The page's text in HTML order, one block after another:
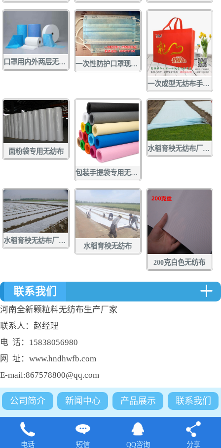
口罩用内外两层无纺布 口罩无纺布 一次性防护口罩现货供应
一次成型无纺布手提袋
面粉袋专用无纺布
包装手提袋专用无纺布 各种彩色无纺布
水稻育秧无纺布厂家定做批发
水稻育秧无纺布厂家定做批发
水稻育秧无纺布
200克白色无纺布
联系我们
河南全新颗粒料无纺布生产厂家
联系人：赵经理
电 话：15838056980
网 址：www.hndhwfb.com
E-mail:867578800@qq.com
公司简介 新闻中心 产品展示 联系我们
电话 短信 QQ咨询 分享